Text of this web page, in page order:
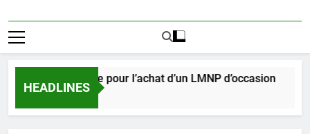
HEADLINES
Guide pratique pour l’achat d’un LMNP d’occasion
3 Semaines Ago